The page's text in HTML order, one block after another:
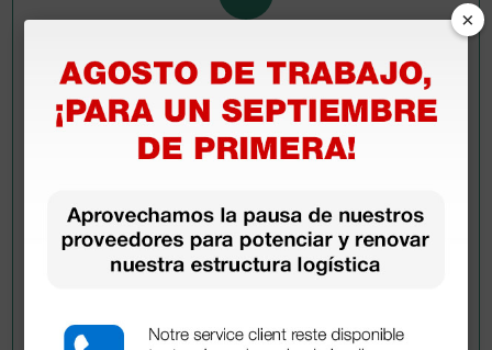
Pregúntale a un colega
¿Todavía tienes alguna duda? ¿Necesitas más
Envía ahora mismo tu pregunta a los colegas que ya
han adquirido este producto.
×